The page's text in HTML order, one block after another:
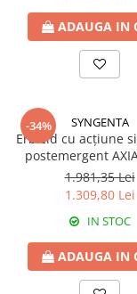
Fungicide
Insecticide
Fungicide
Biostimulatori
Fertilizanți foliari
LEGUMINOASE
Tratament semințe
Biostimulatori
Fertilizanți foliari
PEPENE VERDE
Biostimulatori
Fertilizanți foliari
PIERSIC
Fungicide
Insecticide
Fertilizanți foliari
ADAUGA IN
-34% SYNGENTA
Erbicid cu acțiune
postemergent
1.981,35 Lei
1.309,80 Lei
IN STOC
ADAUGA IN